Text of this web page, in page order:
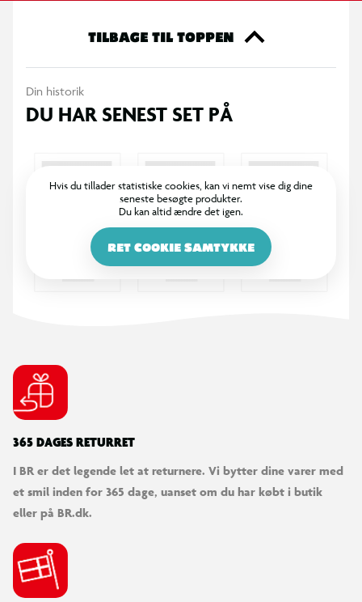
TILBAGE TIL TOPPEN
Din historik
DU HAR SENEST SET PÅ
Hvis du tillader statistiske cookies, kan vi nemt vise dig dine
seneste besøgte produkter.
Du kan altid ændre det igen.
RET COOKIE SAMTYKKE
365 DAGES RETURRET
I BR er det legende let at returnere. Vi bytter dine varer med
et smil inden for 365 dage, uanset om du har købt i butik
eller på BR.dk.